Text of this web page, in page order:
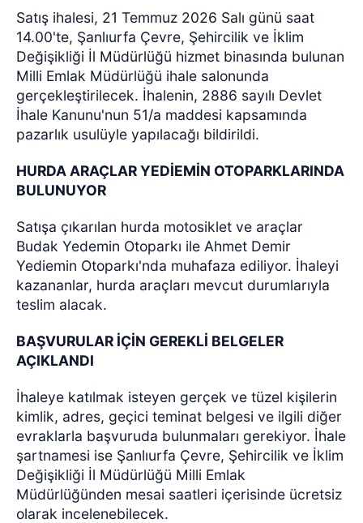
Satış ihalesi, 21 Temmuz 2026 Salı günü saat
14.00'te, Şanlıurfa Çevre, Şehircilik ve İklim
Değişikliği İl Müdürlüğü hizmet binasında bulunan
Milli Emlak Müdürlüğü ihale salonunda
gerçekleştirilecek. İhalenin, 2886 sayılı Devlet
İhale Kanunu'nun 51/a maddesi kapsamında
pazarlık usulüyle yapılacağı bildirildi.
HURDA ARAÇLAR YEDİEMİN OTOPARKLARINDA
BULUNUYOR
Satışa çıkarılan hurda motosiklet ve araçlar
Budak Yedemin Otoparkı ile Ahmet Demir
Yediemin Otoparkı'nda muhafaza ediliyor. İhaleyi
kazananlar, hurda araçları mevcut durumlarıyla
teslim alacak.
BAŞVURULAR İÇİN GEREKLİ BELGELER
AÇIKLANDI
İhaleye katılmak isteyen gerçek ve tüzel kişilerin
kimlik, adres, geçici teminat belgesi ve ilgili diğer
evraklarla başvuruda bulunmaları gerekiyor. İhale
şartnamesi ise Şanlıurfa Çevre, Şehircilik ve İklim
Değişikliği İl Müdürlüğü Milli Emlak
Müdürlüğünden mesai saatleri içerisinde ücretsiz
olarak incelenebilecek.